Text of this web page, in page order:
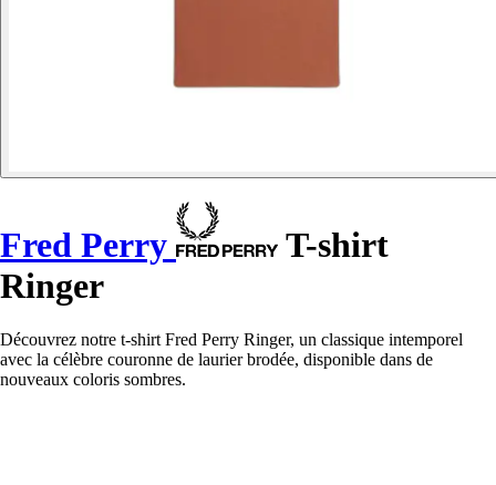
Fred Perry
T-shirt
Ringer
Découvrez notre t-shirt Fred Perry Ringer, un classique intemporel
avec la célèbre couronne de laurier brodée, disponible dans de
nouveaux coloris sombres.